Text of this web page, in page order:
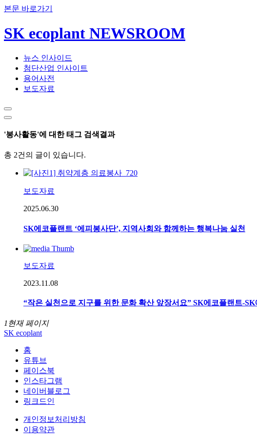
본문 바로가기
SK ecoplant NEWSROOM
뉴스 인사이드
첨단산업 인사이트
용어사전
보도자료
'봉사활동'에 대한 태그 검색결과
총 2건의 글이 있습니다.
보도자료
2025.06.30
SK에코플랜트 ‘에피봉사단’, 지역사회와 함께하는 행복나눔 실천
보도자료
2023.11.08
“작은 실천으로 지구를 위한 문화 확산 앞장서요” SK에코플랜트-
1 현재 페이지
SK ecoplant
홈
유튜브
페이스북
인스타그램
네이버블로그
링크드인
개인정보처리방침
이용약관